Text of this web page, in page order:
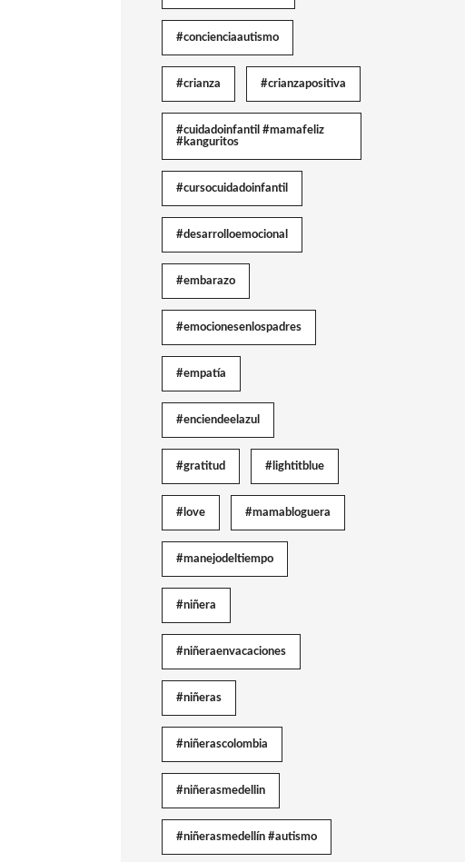
#concienciaautismo
#crianza #crianzapositiva
#cuidadoinfantil #mamafeliz
#kanguritos
#cursocuidadoinfantil
#desarrolloemocional
#embarazo
#emocionesenlospadres
#empatía
#enciendeelazul
#gratitud #lightitblue
#love #mamabloguera
#manejodeltiempo
#niñera
#niñeraenvacaciones
#niñeras
#niñerascolombia
#niñerasmedellin
#niñerasmedellín #autismo